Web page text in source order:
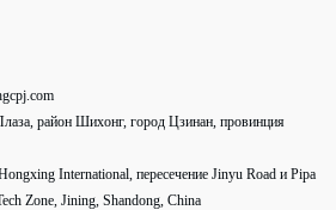
район Шихонг, город Цзинан, провинция
International, пересечение Jinyu Road и Pipa
Zone, Jining, Shandong, China